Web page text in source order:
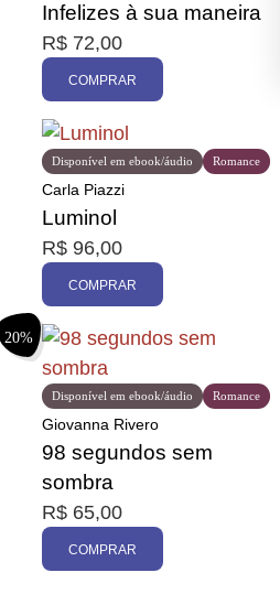
Infelizes à sua maneira
R$ 72,00
COMPRAR
Disponível em ebook/áudio Romance
Carla Piazzi
Luminol
R$ 96,00
COMPRAR
20%
Disponível em ebook/áudio Romance
Giovanna Rivero
98 segundos sem
sombra
R$ 65,00
COMPRAR